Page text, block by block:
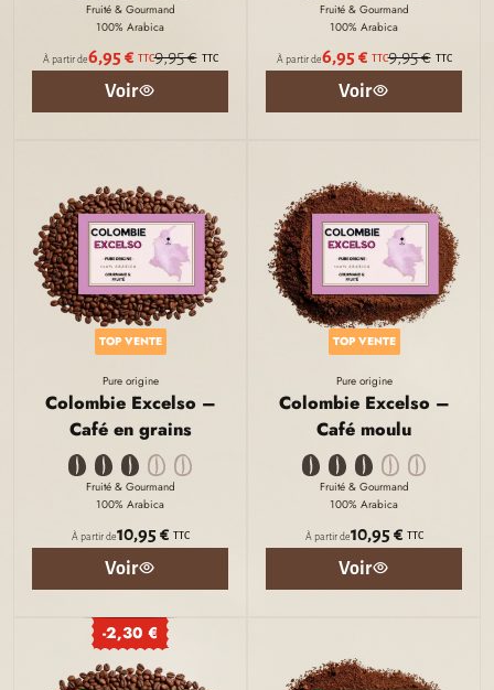
Fruité & Gourmand
100% Arabica
À partir de6,95 € TTC9,95 € TTC
Voir
Fruité & Gourmand
100% Arabica
À partir de6,95 € TTC9,95 € TTC
Voir
TOP VENTE
Pure origine
Colombie Excelso –
Café en grains
Fruité & Gourmand
100% Arabica
À partir de10,95 € TTC
Voir
TOP VENTE
Pure origine
Colombie Excelso –
Café moulu
Fruité & Gourmand
100% Arabica
À partir de10,95 € TTC
Voir
-2,30 €